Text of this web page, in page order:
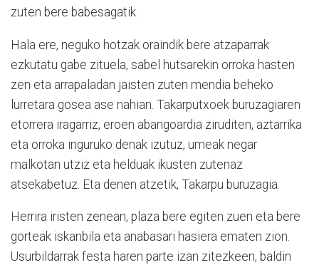
zuten bere babesagatik.
Hala ere, neguko hotzak oraindik bere atzaparrak
ezkutatu gabe zituela, sabel hutsarekin orroka hasten
zen eta arrapaladan jaisten zuten mendia beheko
lurretara gosea ase nahian. Takarputxoek buruzagiaren
etorrera iragarriz, eroen abangoardia ziruditen, aztarrika
eta orroka inguruko denak izutuz, umeak negar
malkotan utziz eta helduak ikusten zutenaz
atsekabetuz. Eta denen atzetik, Takarpu buruzagia.
Herrira iristen zenean, plaza bere egiten zuen eta bere
gorteak iskanbila eta anabasari hasiera ematen zion.
Usurbildarrak festa haren parte izan zitezkeen, baldin